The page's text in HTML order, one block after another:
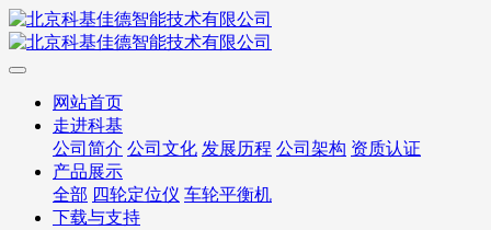
网站首页
走进科基
公司简介 公司文化 发展历程 公司架构 资质认证
产品展示
全部 四轮定位仪 车轮平衡机
下载与支持